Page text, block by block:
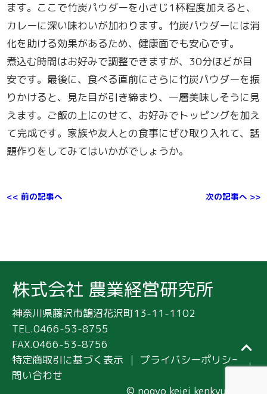
ます。ここで竹炭パウダーを小さじ1杯程度加えると、
カレーに深い味わいが加わります。竹炭パウダーには消
化を助ける効果があるため、健康面でも安心です。
煮込む時間はお好みで調整できますが、30分ほどが目
安です。最後に、食べる直前にさらに竹炭パウダーを振
りかけると、見た目が引き締まり、一層美味しそうに見
えます。ご飯の上にのせて、お好みでトッピングを加え
て完成です。家族や友人との食事にぜひ取り入れて、話
題作りをしてみてはいかがでしょうか。
<< 前の記事へ 次の記事へ >>
株式会社 農業経営研究所
神奈川県藤沢市鵠沼花沢町13-11-1102
TEL.0466-53-8755
FAX.0466-53-8756
特定商取引に基づく表示
｜ プライバシーポリシー
｜
問い合わせ
© nogyo keiei kenkyujo Inc.